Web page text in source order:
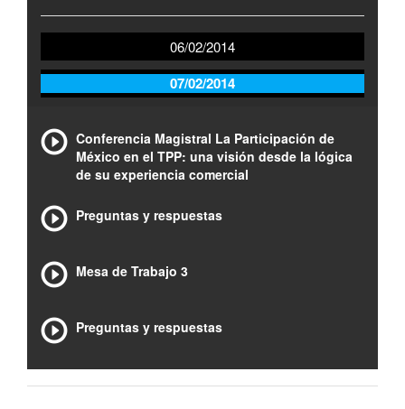
06/02/2014
07/02/2014
Conferencia Magistral La Participación de
México en el TPP: una visión desde la lógica
de su experiencia comercial
Preguntas y respuestas
Mesa de Trabajo 3
Preguntas y respuestas